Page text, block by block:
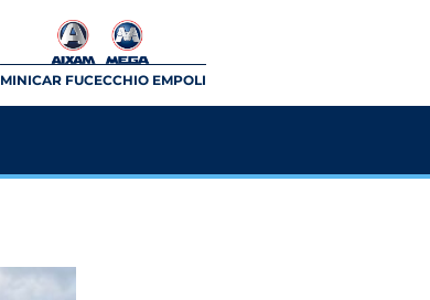
MINICAR FUCECCHIO EMPOLI